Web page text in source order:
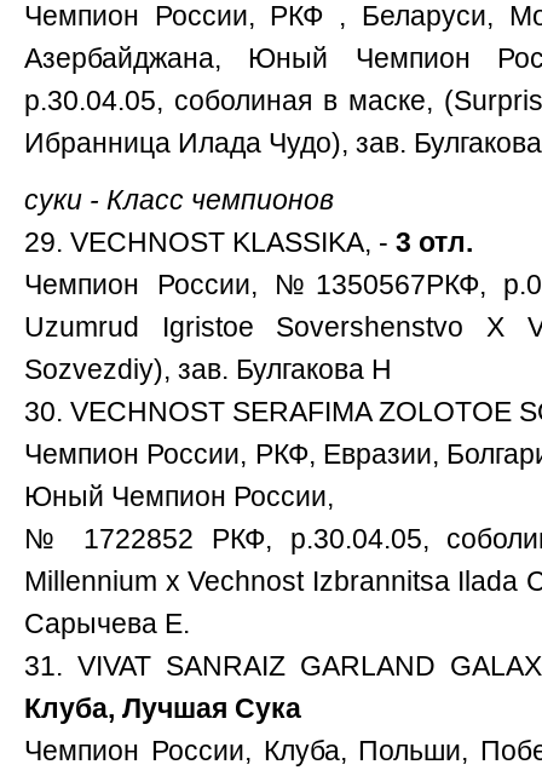
Чемпион России, РКФ , Беларуси,
Азербайджана, Юный Чемпион
р.30.04.05, соболиная в маске,
Ибранница Илада Чудо), зав.
суки - Класс чемпионов
29. VECHNOST KLASSIKA, - 3 отл.
Чемпион России, №1350567РКФ,
Uzumrud Igristoe Sovershenstvo X
Sozvezdiy), зав. Булгакова Н
30. VECHNOST SERAFIMA ZOLOTOE
Чемпион России, РКФ, Евразии,
Юный Чемпион России,
№ 1722852 РКФ, р.30.04.05,
Millennium х Vechnost Izbrannitsa Ilada
Сарычева Е.
31. VIVAT SANRAIZ GARLAND
Клуба, Лучшая Сука
Чемпион России, Клуба, Польши,